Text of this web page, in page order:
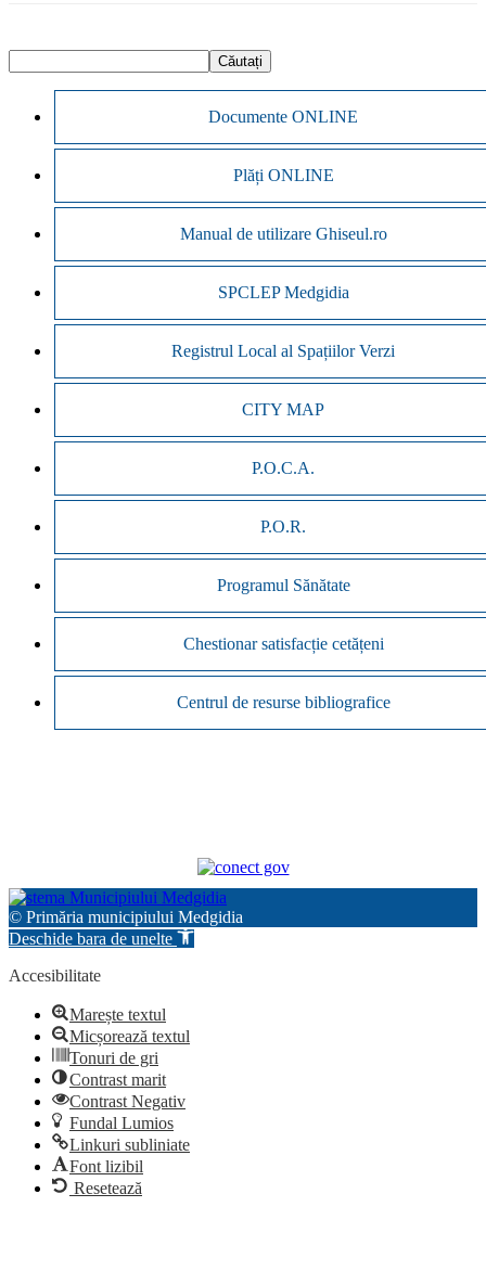
Documente ONLINE
Plăți ONLINE
Manual de utilizare Ghiseul.ro
SPCLEP Medgidia
Registrul Local al Spațiilor Verzi
CITY MAP
P.O.C.A.
P.O.R.
Programul Sănătate
Chestionar satisfacție cetățeni
Centrul de resurse bibliografice
© Primăria municipiului Medgidia
Deschide bara de unelte
Accesibilitate
Marește textul
Micșorează textul
Tonuri de gri
Contrast marit
Contrast Negativ
Fundal Lumios
Linkuri subliniate
Font lizibil
Resetează